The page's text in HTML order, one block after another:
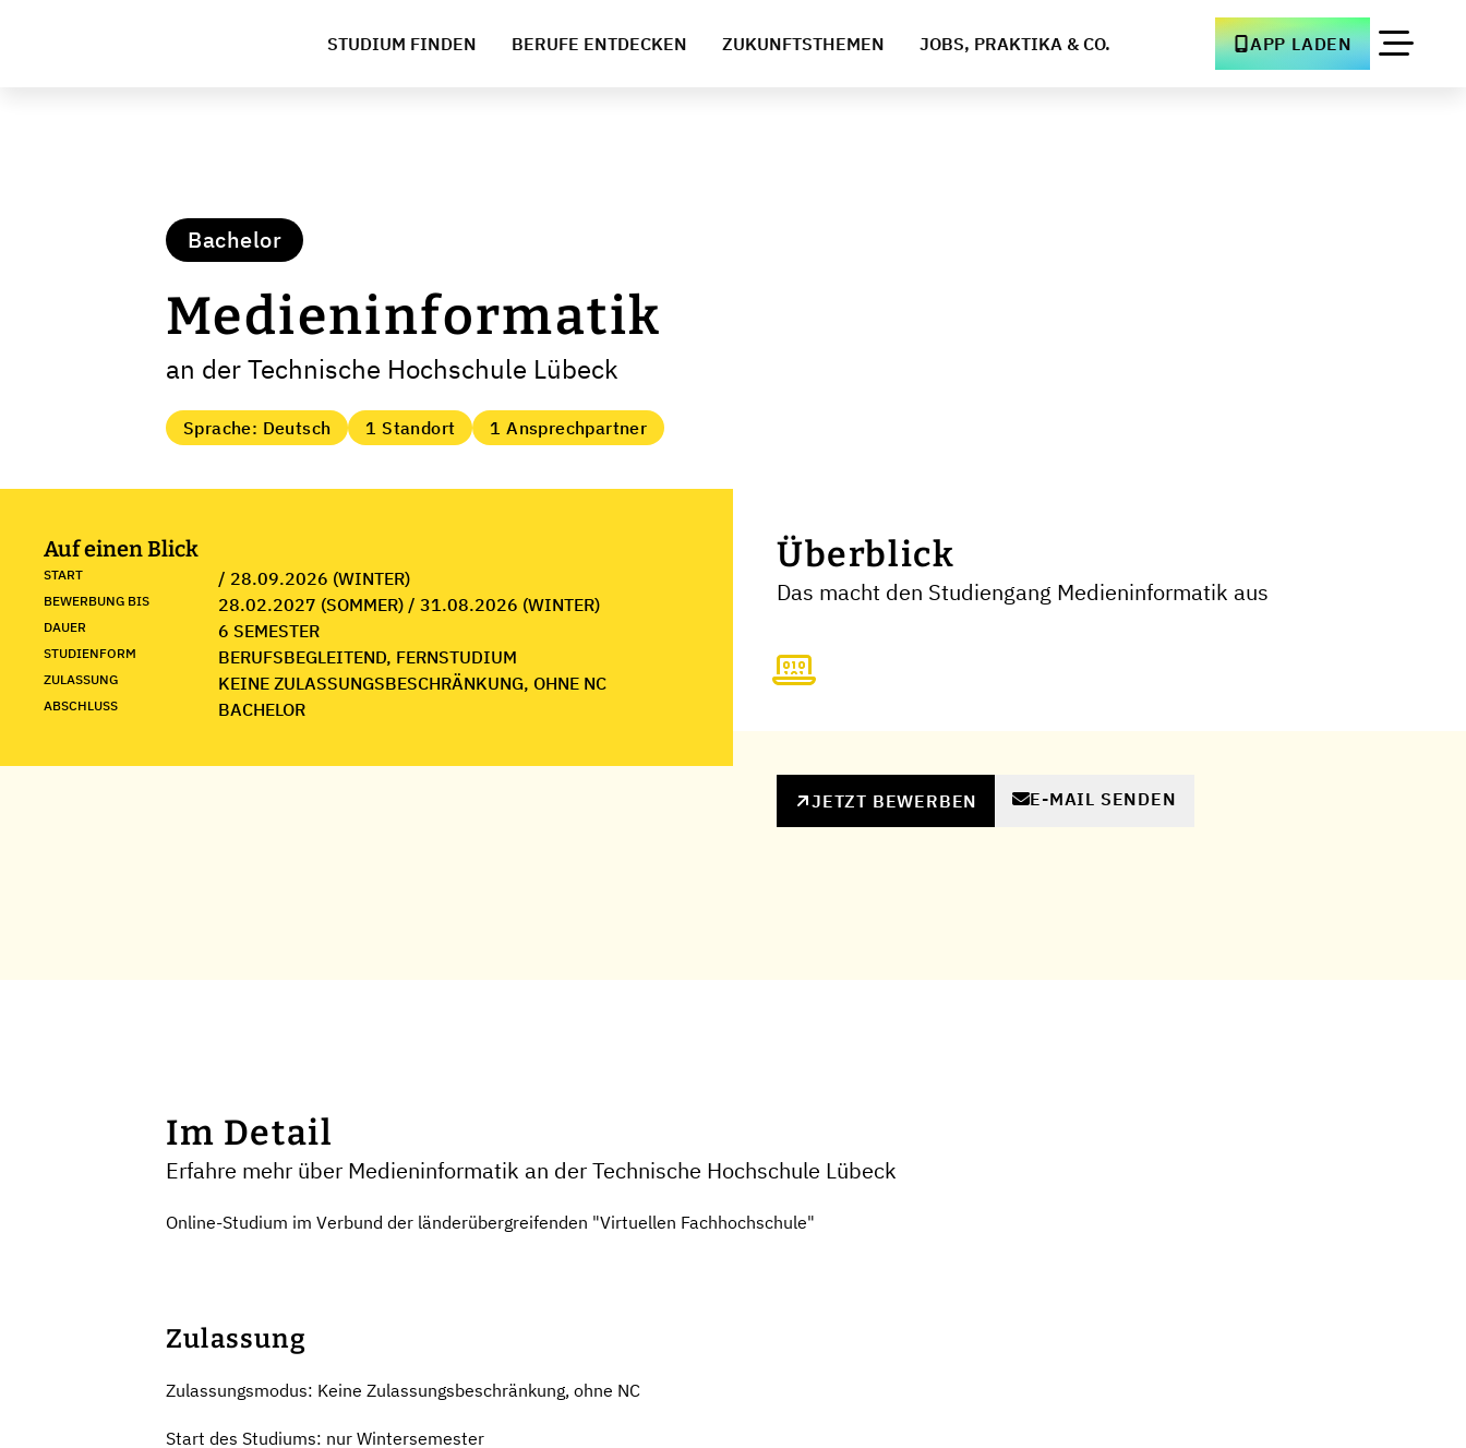
STUDIUM FINDEN BERUFE ENTDECKEN ZUKUNFTSTHEMEN JOBS, PRAKTIKA & CO. APP LADEN
Bachelor
Medieninformatik
an der Technische Hochschule Lübeck
Sprache: Deutsch 1 Standort 1 Ansprechpartner
Auf einen Blick
START / 28.09.2026 (WINTER)
BEWERBUNG BIS 28.02.2027 (SOMMER) / 31.08.2026 (WINTER)
DAUER 6 SEMESTER
STUDIENFORM BERUFSBEGLEITEND, FERNSTUDIUM
ZULASSUNG KEINE ZULASSUNGSBESCHRÄNKUNG, OHNE NC
ABSCHLUSS BACHELOR
Überblick
Das macht den Studiengang Medieninformatik aus
JETZT BEWERBEN E-MAIL SENDEN
Im Detail
Erfahre mehr über Medieninformatik an der Technische Hochschule Lübeck
Online-Studium im Verbund der länderübergreifenden "Virtuellen Fachhochschule"
Zulassung
Zulassungsmodus: Keine Zulassungsbeschränkung, ohne NC
Start des Studiums: nur Wintersemester